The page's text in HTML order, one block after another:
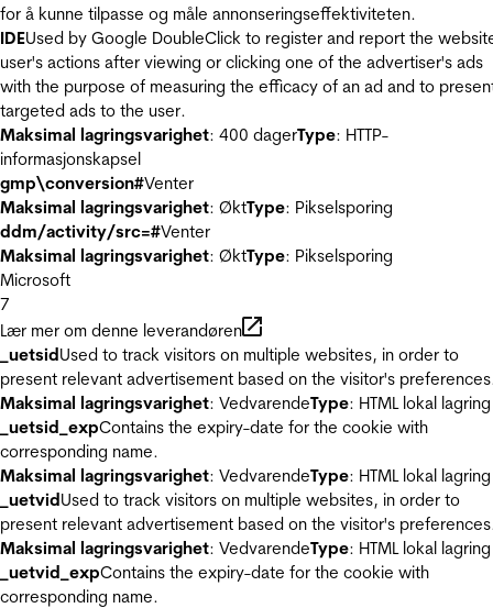
for å kunne tilpasse og måle annonseringseffektiviteten.
IDEUsed by Google DoubleClick to register and report the
user's actions after viewing or clicking one of the advertiser's ads
with the purpose of measuring the efficacy of an ad and to
targeted ads to the user.
Maksimal lagringsvarighet: 400 dagerType: HTTP-
informasjonskapsel
gmp\conversion#Venter
Maksimal lagringsvarighet: ØktType: Pikselsporing
ddm/activity/src=#Venter
Maksimal lagringsvarighet: ØktType: Pikselsporing
Microsoft
7
Lær mer om denne leverandøren
_uetsidUsed to track visitors on multiple websites, in order to
present relevant advertisement based on the visitor's
Maksimal lagringsvarighet: VedvarendeType: HTML lokal lagring
_uetsid_expContains the expiry-date for the cookie with
corresponding name.
Maksimal lagringsvarighet: VedvarendeType: HTML lokal lagring
_uetvidUsed to track visitors on multiple websites, in order to
present relevant advertisement based on the visitor's
Maksimal lagringsvarighet: VedvarendeType: HTML lokal lagring
_uetvid_expContains the expiry-date for the cookie with
corresponding name.